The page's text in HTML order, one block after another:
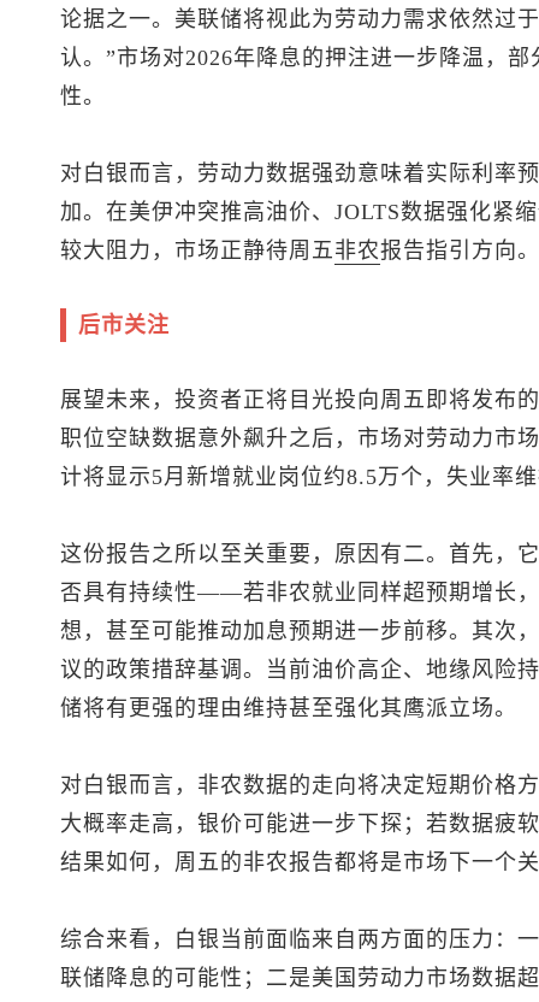
论据之一。美联储将视此为劳动力需求依然过
认。”市场对2026年降息的押注进一步降温，
性。
对白银而言，劳动力数据强劲意味着实际利率
加。在美伊冲突推高油价、JOLTS数据强化紧
较大阻力，市场正静待周五 非农报告指引方向。
后市关注
展望未来，投资者正将目光投向周五即将发布
职位空缺数据意外飙升之后，市场对劳动力市
计将显示5月新增就业岗位约8.5万个，失业率
这份报告之所以至关重要，原因有二。首先，
否具有持续性——若非农就业同样超预期增长
想，甚至可能推动加息预期进一步前移。其次
议的政策措辞基调。当前油价高企、地缘风险
储将有更强的理由维持甚至强化其鹰派立场。
对白银而言，非农数据的走向将决定短期价格
大概率走高，银价可能进一步下探；若数据疲
结果如何，周五的非农报告都将是市场下一个
综合来看，白银当前面临来自两方面的压力：
联储降息的可能性；二是美国劳动力市场数据